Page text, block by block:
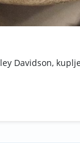
Davidson,